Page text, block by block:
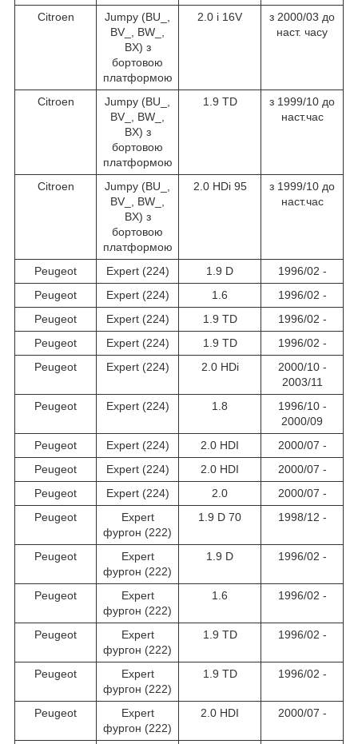
Citroen
Jumpy (BU_,
BV_, BW_,
BX) з
бортовою
платформою
2.0 i 16V
з 2000/03 до
наст. часу
Citroen
Jumpy (BU_,
BV_, BW_,
BX) з
бортовою
платформою
1.9 TD
з 1999/10 до
наст.час
Citroen
Jumpy (BU_,
BV_, BW_,
BX) з
бортовою
платформою
2.0 HDi 95
з 1999/10 до
наст.час
Peugeot Expert (224) 1.9 D
1996/02 -
Peugeot
Expert (224) 1.6
1996/02 -
Peugeot
Expert (224) 1.9 TD
1996/02 -
Peugeot
Expert (224) 1.9 TD
1996/02 -
Peugeot
Expert (224) 2.0 HDi
2000/10 -
2003/11
Peugeot
Expert (224) 1.8
1996/10 -
2000/09
Peugeot
Expert (224) 2.0 HDI
2000/07 -
Peugeot
Expert (224) 2.0 HDI
2000/07 -
Peugeot
Expert (224) 2.0
2000/07 -
Peugeot
Expert
фургон (222)
1.9 D 70 1998/12 -
Peugeot
Expert
фургон (222)
1.9 D 1996/02 -
Peugeot
Expert
фургон (222)
1.6 1996/02 -
Peugeot
Expert
фургон (222)
1.9 TD 1996/02 -
Peugeot
Expert
фургон (222)
1.9 TD 1996/02 -
Peugeot
Expert
фургон (222)
2.0 HDI 2000/07 -